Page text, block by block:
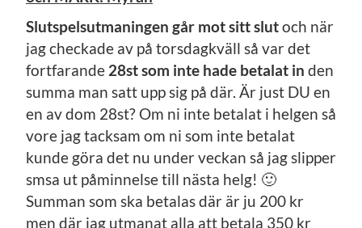
Slutspelsutmaningen går mot sitt slutoch när
jag checkade av på torsdagkväll så var det
fortfarande 28st som inte hade betalat in den
summa man satt upp sig på där. Är just DU en
en av dom 28st? Om ni inte betalat i helgen så
vore jag tacksam om ni som inte betalat
kunde göra det nu under veckan så jag slipper
smsa ut påminnelse till nästa helg! 🙂
Summan som ska betalas där är ju 200 kr
men där jag utmanat alla att betala 350 kr